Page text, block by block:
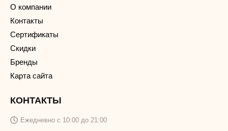
О компании
Контакты
Сертификаты
Скидки
Бренды
Карта сайта
КОНТАКТЫ
Ежедневно с 10:00 до 21:00